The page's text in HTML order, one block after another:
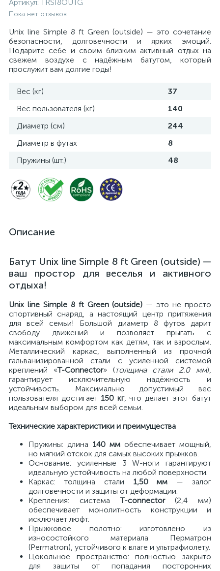
Артикул:TRSI8OUTG
Пока нет отзывов
Unix line Simple 8 ft Green (outside) — это сочетание
безопасности, долговечности и ярких эмоций.
Подарите себе и своим близким активный отдых на
свежем воздухе с надёжным батутом, который
прослужит вам долгие годы!
Вес (кг)
37
Вес пользователя (кг)
140
Диаметр (см)
244
Диаметр в футах
8
Пружины (шт.)
48
Описание
Батут Unix line Simple 8 ft Green (outside) —
ваш простор для веселья и активного
отдыха!
Unix line Simple 8 ft Green (outside) — это не просто
спортивный снаряд, а настоящий центр притяжения
для всей семьи! Большой диаметр 8 футов дарит
свободу движений и позволяет прыгать с
максимальным комфортом как детям, так и взрослым.
Металлический каркас, выполненный из прочной
гальванизированной стали с усиленной системой
креплений «T-Conneсtor» (толщина стали 2.0 мм),
гарантирует исключительную надёжность и
устойчивость. Максимально допустимый вес
пользователя достигает 150 кг, что делает этот батут
идеальным выбором для всей семьи.
Технические характеристики и преимущества
Пружины: длина 140 мм обеспечивает мощный,
но мягкий отскок для самых высоких прыжков.
Основание: усиленные 3 W-ноги гарантируют
идеальную устойчивость на любой поверхности.
Каркас: толщина стали 1,50 мм — залог
долговечности и защиты от деформации.
Крепления: системаT-connector(2,4 мм)
обеспечивает монолитность конструкции и
исключает люфт.
Прыжковое полотно: изготовлено из
износостойкого материала Перматрон
(Permatron), устойчивого к влаге и ультрафиолету.
Цокольное пространство: полностью закрыто
для защиты от попадания посторонних